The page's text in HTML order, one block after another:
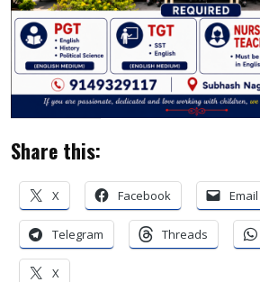
Share this:
X Facebook Email
Telegram Threads
X